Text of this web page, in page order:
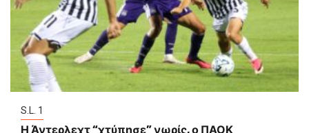
S.L. 1
Η Άντερλεχτ “χτύπησε” νωρίς, ο ΠΑΟΚ